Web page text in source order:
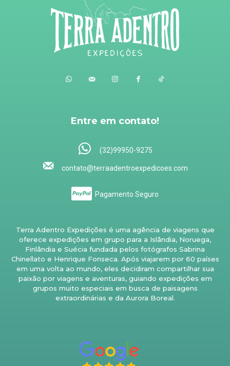
Entre em contato!
(32)99950-9275
contato@terraadentroexpedicoes.com
Pagamento Seguro
Terra Adentro Expedições é uma agência de viagens que
oferece expedições em grupo para a Islândia, Noruega,
Finlândia e Suécia fundada pelos fotógrafos Sabrina
Chinellato e Henrique Fonseca. Após viajarem por 60 países
em uma volta ao mundo, eles decidiram compartilhar sua
paixão por viagens e aventuras, guiando expedições em
grupos muito especiais em busca de paisagens
extraordinárias e da Aurora Boreal.